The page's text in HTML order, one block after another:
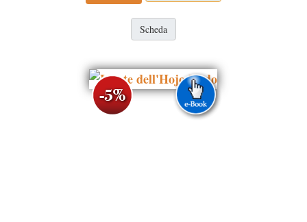
Scheda